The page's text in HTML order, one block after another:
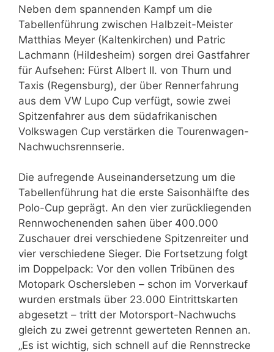
Neben dem spannenden Kampf um die
Tabellenführung zwischen Halbzeit-Meister
Matthias Meyer (Kaltenkirchen) und Patric
Lachmann (Hildesheim) sorgen drei Gastfahrer
für Aufsehen: Fürst Albert II. von Thurn und
Taxis (Regensburg), der über Rennerfahrung
aus dem VW Lupo Cup verfügt, sowie zwei
Spitzenfahrer aus dem südafrikanischen
Volkswagen Cup verstärken die Tourenwagen-
Nachwuchsrennserie.
Die aufregende Auseinandersetzung um die
Tabellenführung hat die erste Saisonhälfte des
Polo-Cup geprägt. An den vier zurückliegenden
Rennwochenenden sahen über 400.000
Zuschauer drei verschiedene Spitzenreiter und
vier verschiedene Sieger. Die Fortsetzung folgt
im Doppelpack: Vor den vollen Tribünen des
Motopark Oschersleben – schon im Vorverkauf
wurden erstmals über 23.000 Eintrittskarten
abgesetzt – tritt der Motorsport-Nachwuchs
gleich zu zwei getrennt gewerteten Rennen an.
„Es ist wichtig, sich schnell auf die Rennstrecke